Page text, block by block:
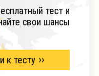
тест и
свои шансы
к тесту